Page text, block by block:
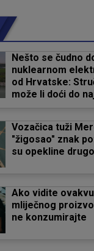
Nešto se čudno
nuklearnom
od Hrvatske:
može li doći do
Vozačica tuži
"žigosao" znak
su opekline
Ako vidite
mliječnog
ne konzumirajte